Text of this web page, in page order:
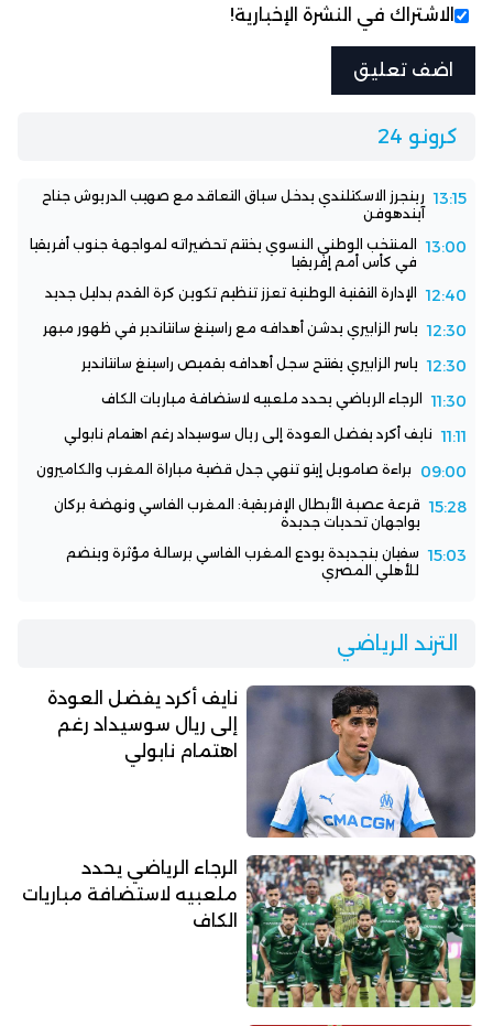
الاشتراك في النشرة الإخبارية!
كرونو 24
13:15 رينجرز الاسكتلندي يدخل سباق التعاقد مع صهيب الدريوش جناح
آيندهوفن
13:00
المنتخب الوطني النسوي يختتم تحضيراته لمواجهة جنوب أفريقيا
في كأس أمم إفريقيا
12:40 الإدارة التقنية الوطنية تعزز تنظيم تكوين كرة القدم بدليل جديد
12:30 ياسر الزابيري يدشن أهدافه مع راسينغ سانتاندير في ظهور مبهر
12:30 ياسر الزابيري يفتتح سجل أهدافه بقميص راسينغ سانتاندير
11:30 الرجاء الرياضي يحدد ملعبيه لاستضافة مباريات الكاف
11:11 نايف أكرد يفضل العودة إلى ريال سوسيداد رغم اهتمام نابولي
09:00 براءة صامويل إيتو تنهي جدل قضية مباراة المغرب والكاميرون
15:28 قرعة عصبة الأبطال الإفريقية: المغرب الفاسي ونهضة بركان
يواجهان تحديات جديدة
15:03 سفيان بنجديدة يودع المغرب الفاسي برسالة مؤثرة وينضم
للأهلي المصري
الترند الرياضي
نايف أكرد يفضل العودة
إلى ريال سوسيداد رغم
اهتمام نابولي
الرجاء الرياضي يحدد
ملعبيه لاستضافة مباريات
الكاف